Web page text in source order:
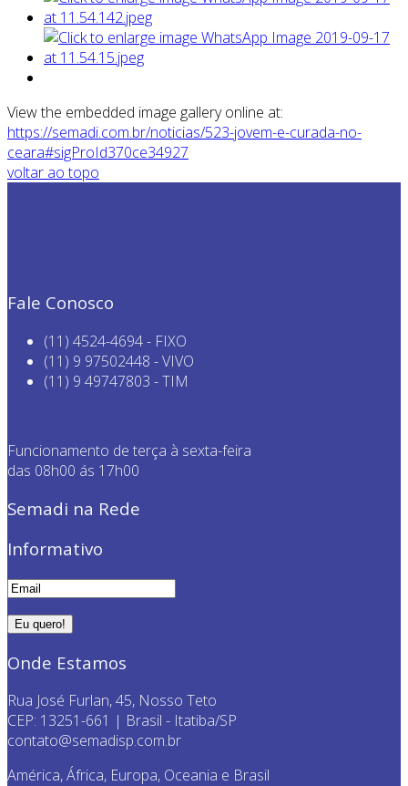
View the embedded image gallery online at:
https://semadi.com.br/noticias/523-jovem-e-curada-no-
ceara#sigProId370ce34927
voltar ao topo
Fale Conosco
(11) 4524-4694 - FIXO
(11) 9 97502448 - VIVO
(11) 9 49747803 - TIM
Funcionamento de terça à sexta-feira
das 08h00 ás 17h00
Semadi na Rede
Informativo
Onde Estamos
Rua José Furlan, 45, Nosso Teto
CEP: 13251-661 | Brasil - Itatiba/SP
contato@semadisp.com.br
América, África, Europa, Oceania e Brasil